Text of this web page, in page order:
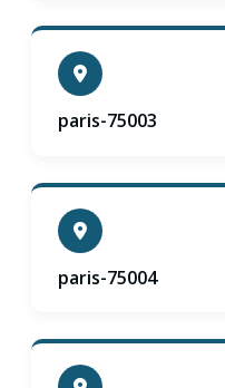
paris-75003
paris-75004